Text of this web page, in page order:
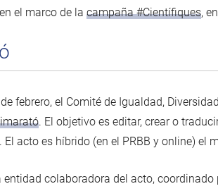
el marco de la campaña #Científiques,
febrero, el Comité de Igualdad,
. El objetivo es editar, crear o
acto es híbrido (en el PRBB y online) el
entidad colaboradora del acto,